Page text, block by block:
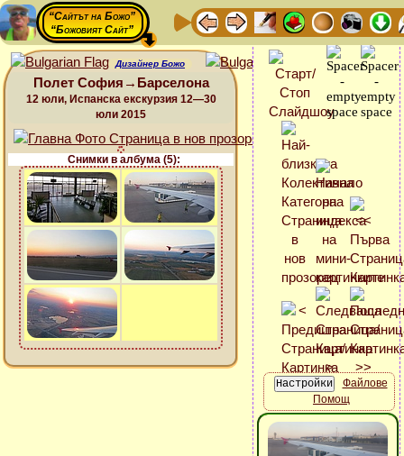
“Сайтът на Божо”
“Божовият Сайт”
Дизайнер Божо
Полет София→Барселона
12 юли, Испанска екскурзия 12—30
юли 2015
Снимки в албума (5):
Файлове
Помощ